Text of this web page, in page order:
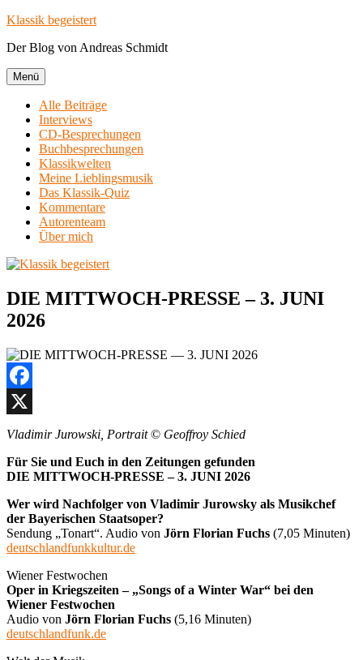
Zum
springen
Klassik begeistert
Der Blog von Andreas Schmidt
Menü
Alle Beiträge
Interviews
CD-Besprechungen
Buchbesprechungen
Klassikwelten
Meine Lieblingsmusik
Das Klassik-Quiz
Kommentare
Autorenteam
Über mich
DIE MITTWOCH-PRESSE – 3. JUNI
2026
Facebook
X
Vladimir Jurowski, Portrait© Geoffroy Schied
Für Sie und Euch in den Zeitungen gefunden
DIE MITTWOCH-PRESSE – 3. JUNI 2026
Wer wird Nachfolger von Vladimir Jurowsky als Musikchef
der Bayerischen Staatsoper?
Sendung „Tonart“. Audio von Jörn Florian Fuchs (7,05 Minuten)
deutschlandfunkkultur.de
Wiener Festwochen
Oper in Kriegszeiten – „Songs of a Winter War“ bei den
Wiener Festwochen
Audio von Jörn Florian Fuchs (5,16 Minuten)
deutschlandfunk.de